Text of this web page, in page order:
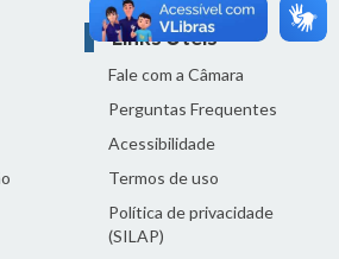
Links Úteis
Fale com a Câmara
Perguntas Frequentes
Acessibilidade
Termos de uso
Política de privacidade
(SILAP)